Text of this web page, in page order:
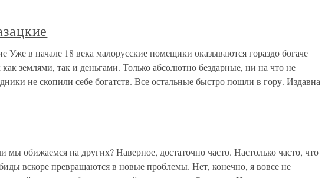
Уже в начале 18 века малорусские помещики оказываются гораздо богаче
как землями, так и деньгами. Только абсолютно бездарные, ни на что не
не скопили себе богатств. Все остальные быстро пошли в гору. Издавна
мы обижаемся на других? Наверное, достаточно часто. Настолько часто, что
вскоре превращаются в новые проблемы. Нет, конечно, я вовсе не